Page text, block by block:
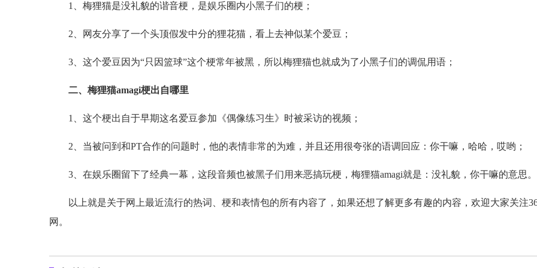
1、梅狸猫是没礼貌的谐音梗，是娱乐圈内小黑子们的梗；
2、网友分享了一个头顶假发中分的狸花猫，看上去神似某个爱豆；
3、这个爱豆因为“只因篮球”这个梗常年被黑，所以梅狸猫也就成为了小黑子们的调侃用语；
二、梅狸猫amagi梗出自哪里
1、这个梗出自于早期这名爱豆参加《偶像练习生》时被采访的视频；
2、当被问到和PT合作的问题时，他的表情非常的为难，并且还用很夸张的语调回应：你干嘛，哈哈，哎哟；
3、在娱乐圈留下了经典一幕，这段音频也被黑子们用来恶搞玩梗，梅狸猫amagi就是：没礼貌，你干嘛的意思。
以上就是关于网上最近流行的热词、梗和表情包的所有内容了，如果还想了解更多有趣的内容，欢迎大家关注
网。